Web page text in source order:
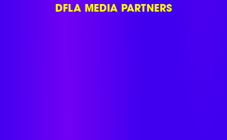
DFLA MEDIA PARTNERS